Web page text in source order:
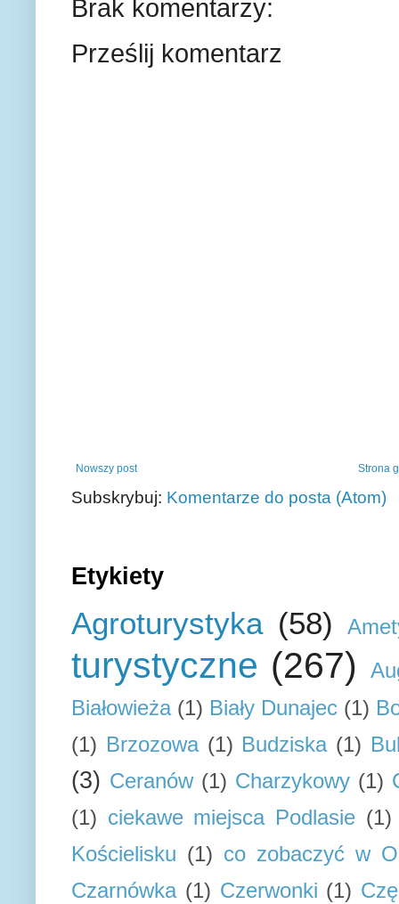
Brak komentarzy:
Prześlij komentarz
Nowszy post Strona
Subskrybuj: Komentarze do posta (Atom)
Etykiety
Agroturystyka (58)
turystyczne (267)
Białowieża (1) Biały Dunajec (1)
(1) Brzozowa (1) Budziska (1)
(3) Ceranów (1) Charzykowy (1)
(1) ciekawe miejsca Podlasie (1)
Kościelisku (1) co zobaczyć w
Czarnówka (1) Czerwonki (1)